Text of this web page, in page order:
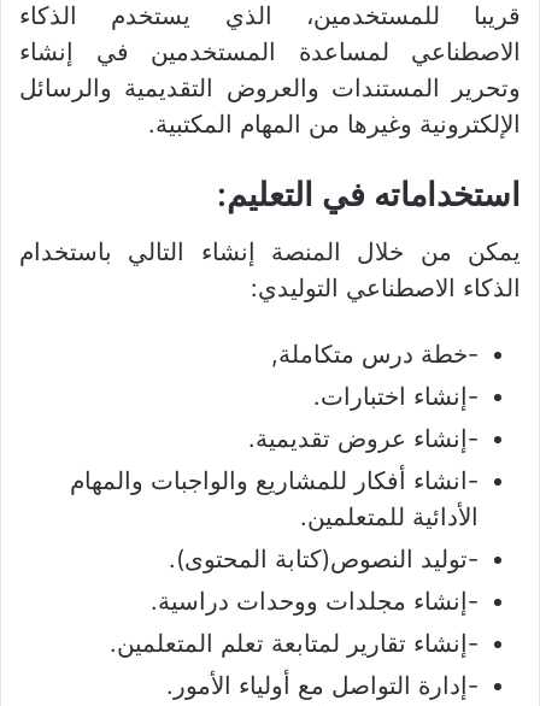
قريبا للمستخدمين، الذي يستخدم الذكاء
الاصطناعي لمساعدة المستخدمين في إنشاء
وتحرير المستندات والعروض التقديمية والرسائل
الإلكترونية وغيرها من المهام المكتبية.
استخداماته في التعليم:
يمكن من خلال المنصة إنشاء التالي باستخدام
الذكاء الاصطناعي التوليدي:
-خطة درس متكاملة,
-إنشاء اختبارات.
-إنشاء عروض تقديمية.
-انشاء أفكار للمشاريع والواجبات والمهام
الأدائية للمتعلمين.
-توليد النصوص(كتابة المحتوى).
-إنشاء مجلدات ووحدات دراسية.
-إنشاء تقارير لمتابعة تعلم المتعلمين.
-إدارة التواصل مع أولياء الأمور.